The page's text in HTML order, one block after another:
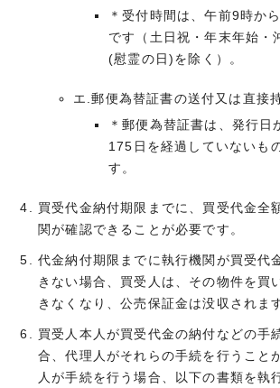
＊受付時間は、午前9時か
です（土日祝・年末年始・
(慰霊の日)を除く）。
エ.郵便為替証書の送付又は直接
＊郵便為替証書は、発行日
175日を経過していないも
す。
買受代金納付期限までに、買受代金全
関が確認できることが必要です。
代金納付期限までに執行機関が買受代
きない場合、買受人は、その物件を買
きなくなり、公売保証金は没収されま
買受人本人が買受代金の納付などの手
合、代理人がそれらの手続を行うこと
人が手続を行う場合、以下の書類を執